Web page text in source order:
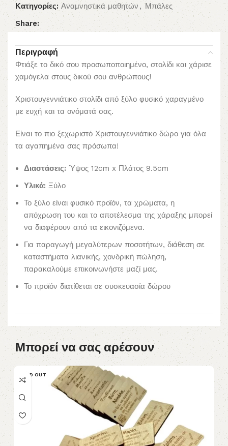
Κατηγορίες: Αναμνηστικά μαθητών , Μπάλες
Share:
Περιγραφή
Φτιάξε το δικό σου προσωποποιημένο, στολίδι και χάρισε
χαμόγελα στους δικού σου ανθρώπους!
Χριστουγεννιάτικο στολίδι από ξύλο φυσικό χαραγμένο
με ευχή και τα ονόματά σας.
Είναι το πιο ξεχωριστό Χριστουγεννιάτικο δώρο για όλα
τα αγαπημένα σας πρόσωπα!
Διαστάσεις: Ύψος 12cm x Πλάτος 9.5cm
Υλικά: Ξύλο
Το ξύλο είναι φυσικό προϊόν, τα χρώματα, η
απόχρωση του και το αποτέλεσμα της χάραξης μπορεί
να διαφέρουν από τα εικονιζόμενα.
Για παραγωγή μεγαλύτερων ποσοτήτων, διάθεση σε
καταστήματα λιανικής, χονδρική πώληση,
παρακαλούμε επικοινωνήστε μαζί μας.
Το προϊόν διατίθεται σε συσκευασία δώρου
Μπορεί να σας αρέσουν
SOLD OUT